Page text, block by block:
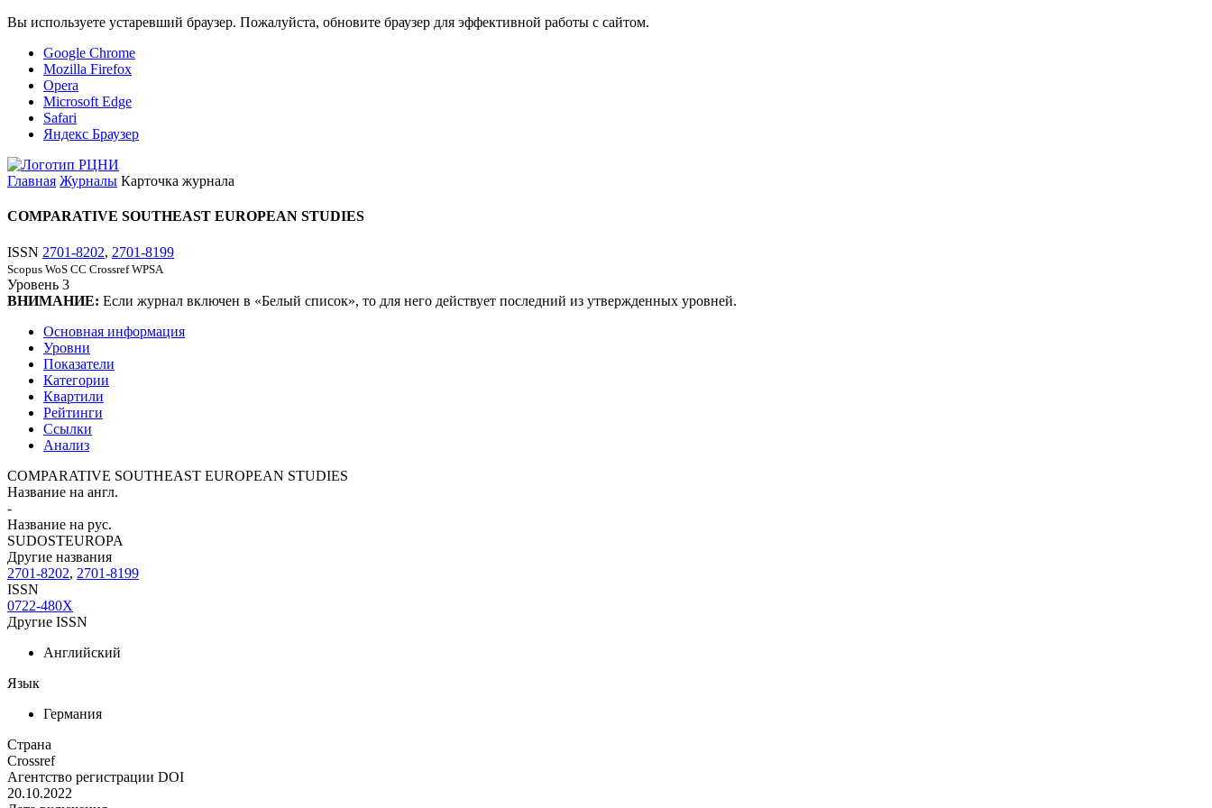
Вы используете устаревший браузер. Пожалуйста, обновите браузер для эффективной работы с сайтом.
Google Chrome
Mozilla Firefox
Opera
Microsoft Edge
Safari
Яндекс Браузер
Главная Журналы Карточка журнала
COMPARATIVE SOUTHEAST EUROPEAN STUDIES
ISSN 2701-8202, 2701-8199
Scopus WoS CC Crossref WPSA
Уровень 3
ВНИМАНИЕ: Если журнал включен в «Белый список», то для него действует последний из утвержденных уровней.
Основная информация
Уровни
Показатели
Категории
Квартили
Рейтинги
Ссылки
Анализ
COMPARATIVE SOUTHEAST EUROPEAN STUDIES
Название на англ.
-
Название на рус.
SUDOSTEUROPA
Другие названия
2701-8202, 2701-8199
ISSN
0722-480X
Другие ISSN
Английский
Язык
Германия
Страна
Crossref
Агентство регистрации DOI
20.10.2022